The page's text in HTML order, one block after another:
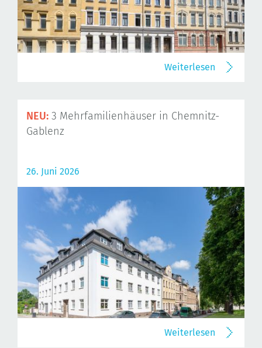
Weiterlesen
NEU: 3 Mehrfamilienhäuser in Chemnitz-
Gablenz
26. Juni 2026
Weiterlesen